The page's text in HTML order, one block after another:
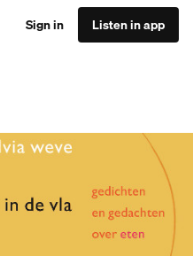
Sign in Listen in app